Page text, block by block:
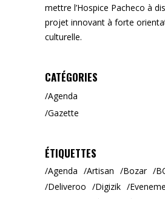
mettre l’Hospice Pacheco à
projet innovant à forte
culturelle.
CATÉGORIES
Agenda
Gazette
ÉTIQUETTES
Agenda Artisan Bozar
Deliveroo
Digizik